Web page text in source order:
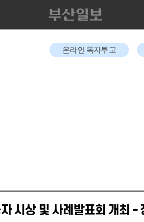
온라인 독자투고
시상 및 사례발표회 개최 -